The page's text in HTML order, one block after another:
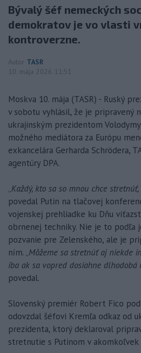
Bývalý šéf nemeckých
demokratov je vo vlasti
kontroverzne.
Autor TASR
10. mája 2026 11:51
Moskva 10. mája (TASR) - Ruský
v sobotu vyhlásil, že je pripravený
ukrajinským prezidentom
možného mediátora za Európu
exkancelára Gerharda Schrödera,
agentúry DPA.
„Každý, kto sa so mnou chce
povedal Putin na tlačovej
vojenskej prehliadke ku Dňu
obrnenej techniky. Nie je to podľa
pozvanie pre Zelenského, ale je
ním. „Môžeme sa stretnúť aj niekde
iba ak sa vopred dosiahne dlhodobá
povedal.
Slovenský premiér Robert Fico
odovzdal šéfovi Kremľa odkaz od
prezidenta, ktorý deklaroval
stretnutie s Putinom v